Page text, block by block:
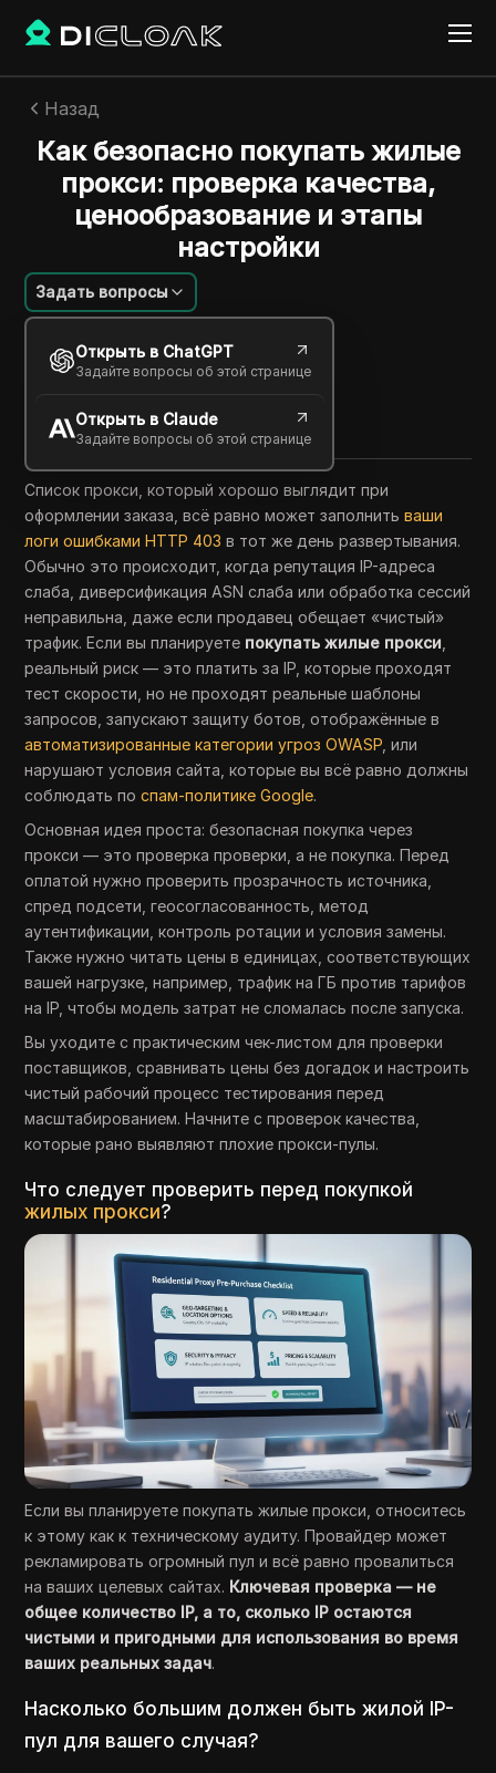
Назад
Как безопасно покупать жилые
прокси: проверка качества,
ценообразование и этапы
настройки
Задать вопросы
Открыть в ChatGPT
Задайте вопросы об этой странице
Открыть в Claude
Задайте вопросы об этой странице
Alexey Sidorov
19 мая 2026 6 минут
Copy Link
Список прокси, который хорошо выглядит при
оформлении заказа, всё равно может заполнитьваши
логи ошибками HTTP 403 в тот же день развертывания.
Обычно это происходит, когда репутация IP-адреса
слаба, диверсификация ASN слаба или обработка сессий
неправильна, даже если продавец обещает «чистый»
трафик. Если вы планируете покупать жилые прокси
реальный риск — это платить за IP, которые проходят
тест скорости, но не проходят реальные шаблоны
запросов, запускают защиту ботов, отображённые в
автоматизированные категории угроз OWASP , или
нарушают условия сайта, которые вы всё равно должны
соблюдать поспам-политике Google.
Основная идея проста: безопасная покупка через
прокси — это проверка проверки, а не покупка. Перед
оплатой нужно проверить прозрачность источника,
спред подсети, геосогласованность, метод
аутентификации, контроль ротации и условия замены.
Также нужно читать цены в единицах, соответствующих
вашей нагрузке, например, трафик на ГБ против тарифов
на IP, чтобы модель затрат не сломалась после запуска.
Вы уходите с практическим чек-листом для проверки
поставщиков, сравнивать цены без догадок и настроить
чистый рабочий процесс тестирования перед
масштабированием. Начните с проверок качества,
которые рано выявляют плохие прокси-пулы.
Что следует проверить перед покупкой
жилых прокси?
Если вы планируете покупать жилые прокси, относитесь
к этому как к техническому аудиту. Провайдер может
рекламировать огромный пул и всё равно провалиться
на ваших целевых сайтах. Ключевая проверка — не
общее количество IP, а то, сколько IP остаются
чистыми и пригодными для использования во время
ваших реальных задач.
Насколько большим должен быть жилой IP-
пул для вашего случая?